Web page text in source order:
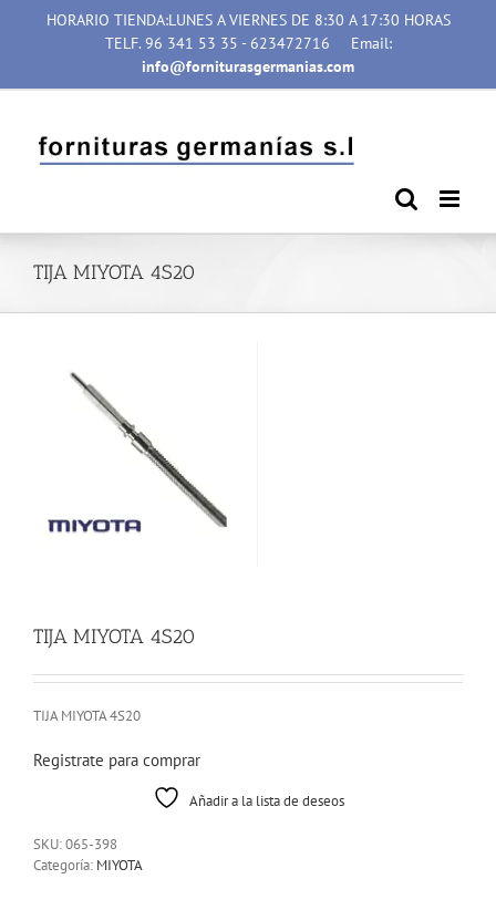
HORARIO TIENDA:LUNES A VIERNES DE 8:30 A 17:30 HORAS
TELF. 96 341 53 35 - 623472716
Email:
info@forniturasgermanias.com
TIJA MIYOTA 4S20
TIJA MIYOTA 4S20
TIJA MIYOTA 4S20
Registrate para comprar
Añadir a la lista de deseos
SKU:065-398
Categoría: MIYOTA